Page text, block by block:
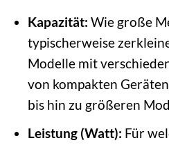
Kapazität: Wie große
typischerweise
Modelle mit
von kompakten
bis hin zu größeren
Leistung (Watt): Für